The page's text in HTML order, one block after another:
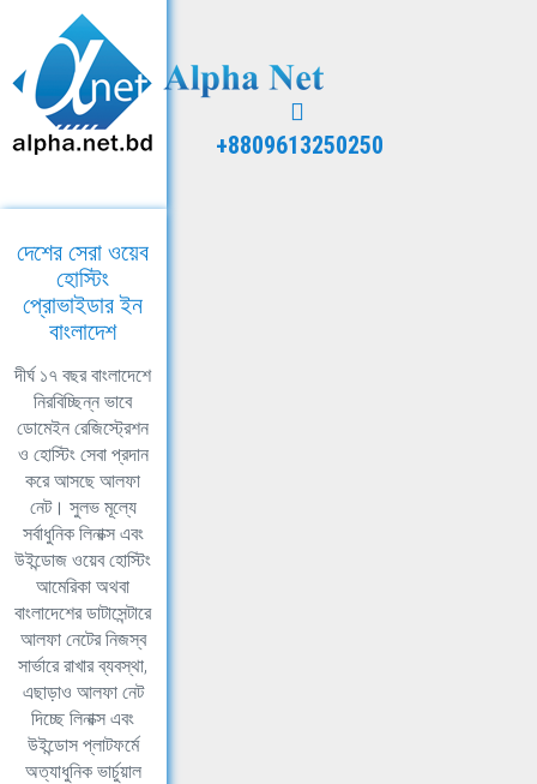
+8809613250250
দেশের সেরা ওয়েব
হোস্টিং
প্রোভাইডার ইন
বাংলাদেশ
দীর্ঘ ১৭ বছর বাংলাদেশে
নিরবিচ্ছিন্ন ভাবে
ডোমেইন রেজিস্ট্রেশন
ও হোস্টিং সেবা প্রদান
করে আসছে আলফা
নেট। সুলভ মূল্যে
সর্বাধুনিক লিনাক্স এবং
উইন্ডোজ ওয়েব হোস্টিং
আমেরিকা অথবা
বাংলাদেশের ডাটাসেন্টারে
আলফা নেটের নিজস্ব
সার্ভারে রাখার ব্যবস্থা,
এছাড়াও আলফা নেট
দিচ্ছে লিনাক্স এবং
উইন্ডোস প্লাটফর্মে
অত্যাধুনিক ভার্চুয়াল